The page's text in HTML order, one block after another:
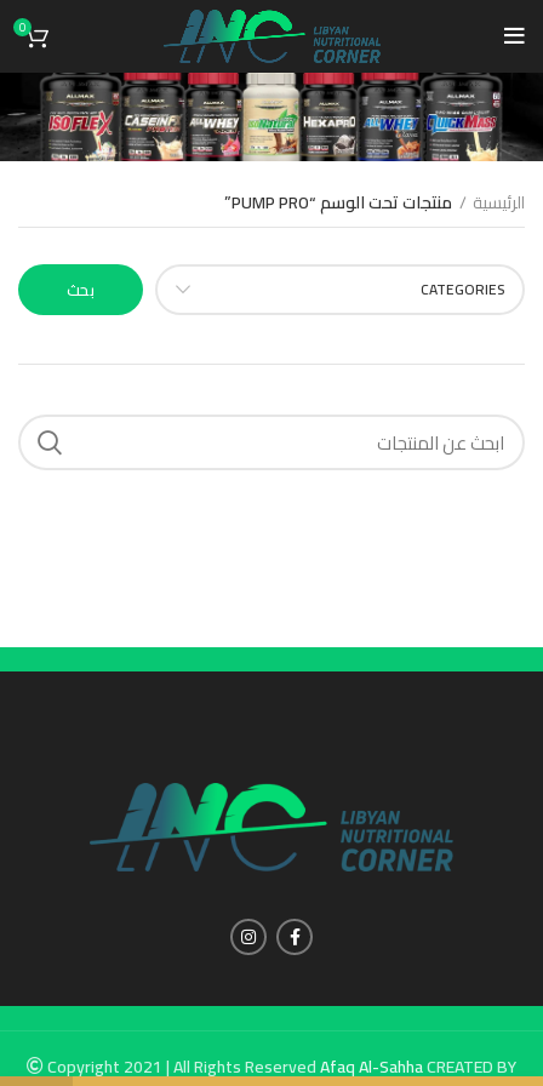
0
PUMP PRO
الرئيسية منتجات تحت الوسم “PUMP PRO”
CATEGORIES بحث
Copyright 2021 | All Rights ReservedAfaq Al-SahhaCREATED BY